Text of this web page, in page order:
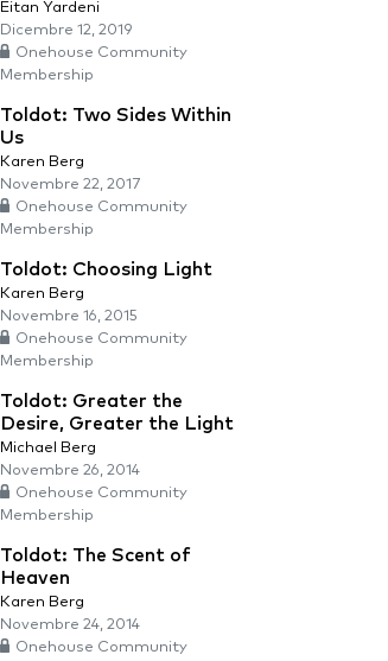
Eitan Yardeni
Dicembre 12, 2019
Onehouse Community
Membership
Toldot: Two Sides Within
Us
Karen Berg
Novembre 22, 2017
Onehouse Community
Membership
Toldot: Choosing Light
Karen Berg
Novembre 16, 2015
Onehouse Community
Membership
Toldot: Greater the
Desire, Greater the Light
Michael Berg
Novembre 26, 2014
Onehouse Community
Membership
Toldot: The Scent of
Heaven
Karen Berg
Novembre 24, 2014
Onehouse Community